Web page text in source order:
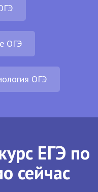
ОГЭ
ОГЭ
ЕГЭ по
сейчас